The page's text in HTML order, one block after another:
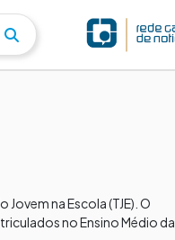
na Escola (TJE). O
no Ensino Médio da